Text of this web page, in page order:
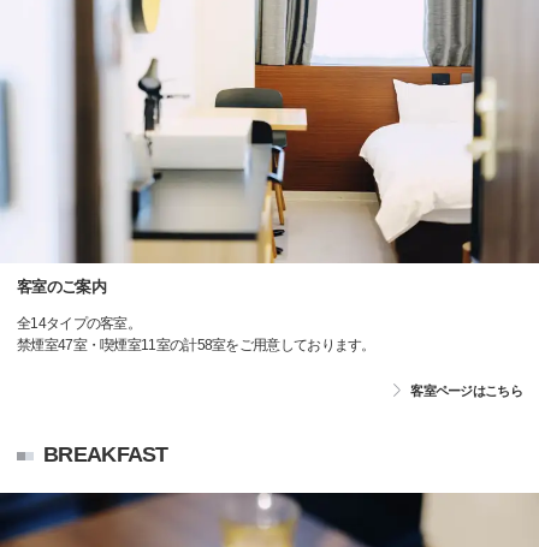
客室のご案内
全14タイプの客室。
禁煙室47室・喫煙室11室の計58室をご用意しております。
客室ページはこちら
BREAKFAST